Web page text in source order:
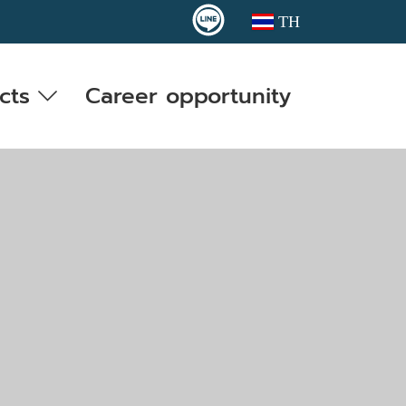
TH
Career opportunity